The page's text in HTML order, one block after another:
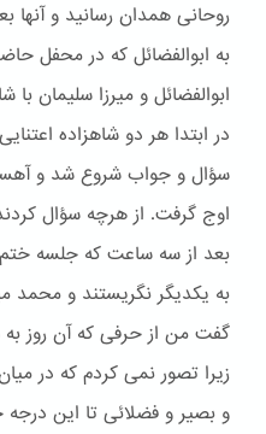
روحانی همدان رسانید و آنها
به ابوالفضائل که در محفل
ابوالفضائل و میرزا سلیمان
در ابتدا هر دو شاهزاده
سؤال و جواب شروع شد و
اوج گرفت. از هرچه سؤال
بعد از سه ساعت که جلسه
به یکدیگر نگریستند و محمد
گفت من از حرفی که آن روز
زیرا تصور نمی کردم که در
و بصیر و فضلائی تا این درجه